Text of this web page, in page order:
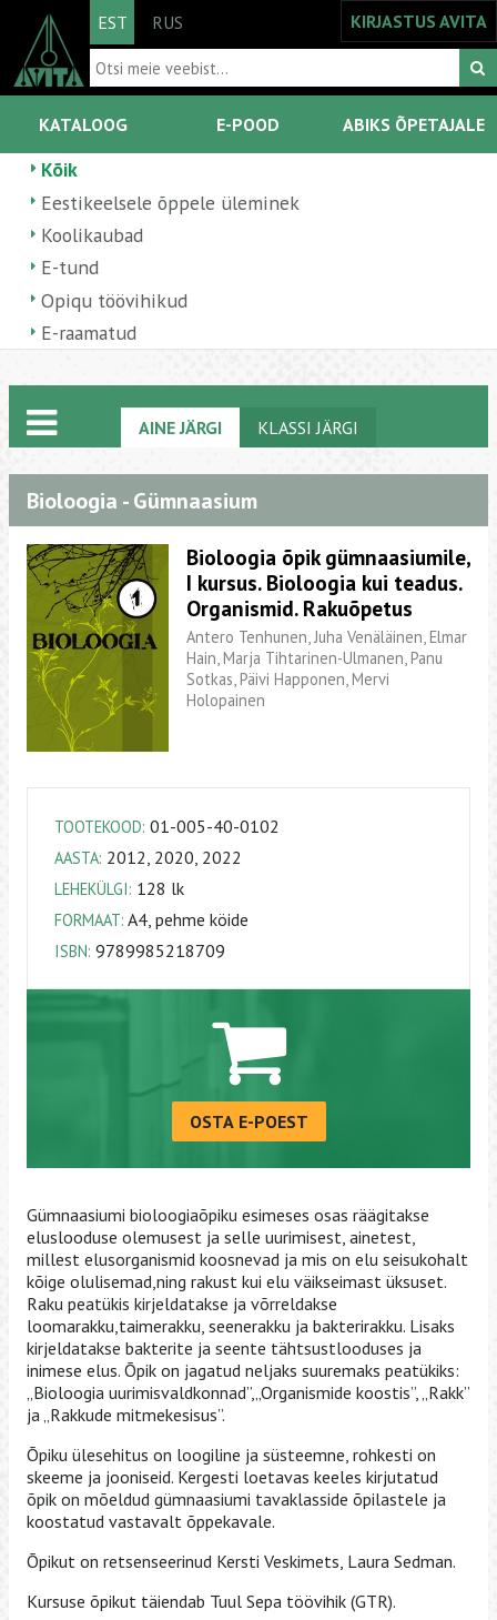
EST RUS KIRJASTUS AVITA
KATALOOG E-POOD ABIKS ÕPETAJALE
Kõik
Eestikeelsele õppele üleminek
Koolikaubad
E-tund
Opiqu töövihikud
E-raamatud
AINE JÄRGI KLASSI JÄRGI
Bioloogia - Gümnaasium
Bioloogia õpik gümnaasiumile,
I kursus. Bioloogia kui teadus.
Organismid. Rakuõpetus
Antero Tenhunen, Juha Venäläinen, Elmar
Hain, Marja Tihtarinen-Ulmanen, Panu
Sotkas, Päivi Happonen, Mervi
Holopainen
TOOTEKOOD: 01-005-40-0102
AASTA: 2012, 2020, 2022
LEHEKÜLGI: 128 lk
FORMAAT: A4, pehme köide
ISBN: 9789985218709
OSTA E-POEST
Gümnaasiumi bioloogiaõpiku esimeses osas räägitakse
eluslooduse olemusest ja selle uurimisest, ainetest,
millest elusorganismid koosnevad ja mis on elu seisukohalt
kõige olulisemad,ning rakust kui elu väikseimast üksuset.
Raku peatükis kirjeldatakse ja võrreldakse
loomarakku,taimerakku, seenerakku ja bakterirakku. Lisaks
kirjeldatakse bakterite ja seente tähtsustlooduses ja
inimese elus. Õpik on jagatud neljaks suuremaks peatükiks:
„Bioloogia uurimisvaldkonnad”,„Organismide koostis”, „Rakk”
ja „Rakkude mitmekesisus”.
Õpiku ülesehitus on loogiline ja süsteemne, rohkesti on
skeeme ja jooniseid. Kergesti loetavas keeles kirjutatud
õpik on mõeldud gümnaasiumi tavaklasside õpilastele ja
koostatud vastavalt õppekavale.
Õpikut on retsenseerinud Kersti Veskimets, Laura Sedman.
Kursuse õpikut täiendab Tuul Sepa töövihik (GTR).